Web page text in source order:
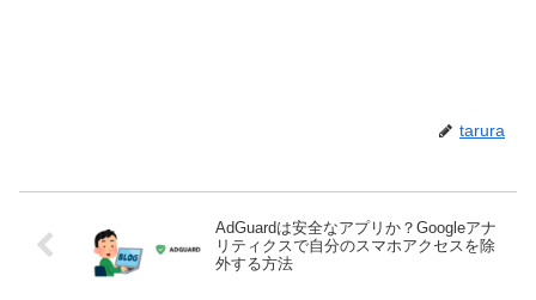
tarura
AdGuardは安全なアプリか？Googleアナ
リティクスで自分のスマホアクセスを除
外する方法